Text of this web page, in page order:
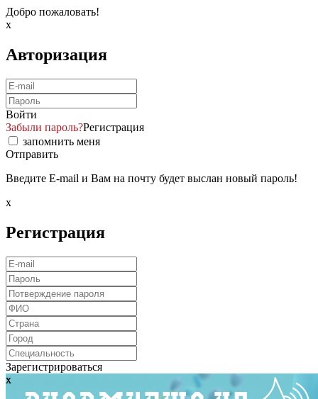
Добро пожаловать!
x
Авторизация
Войти
Забыли пароль?Регистрация
запомнить меня
Отправить
Введите E-mail и Вам на почту будет выслан новый пароль!
x
Регистрация
Зарегистрироваться
x
x